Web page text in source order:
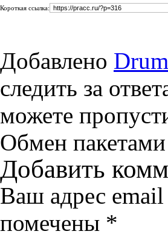
Короткая ссылка:
Добавлено
следить за
можете
Обмен пакетами
Добавить
Ваш адрес email
помечены *